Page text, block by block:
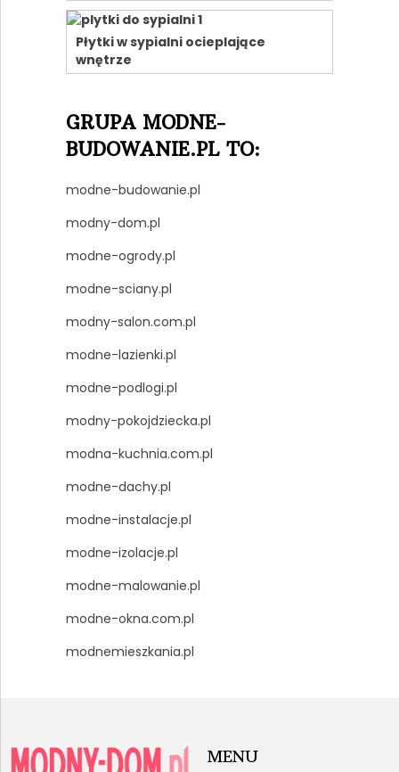
Płytki w sypialni ocieplające
wnętrze
GRUPA MODNE-
BUDOWANIE.PL TO:
modne-budowanie.pl
modny-dom.pl
modne-ogrody.pl
modne-sciany.pl
modny-salon.com.pl
modne-lazienki.pl
modne-podlogi.pl
modny-pokojdziecka.pl
modna-kuchnia.com.pl
modne-dachy.pl
modne-instalacje.pl
modne-izolacje.pl
modne-malowanie.pl
modne-okna.com.pl
modnemieszkania.pl
MENU